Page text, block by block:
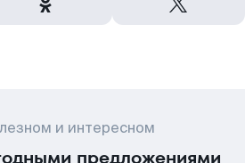
и интересном
предложениями